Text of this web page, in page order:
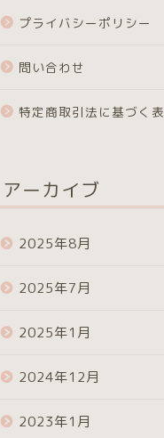
プライバシーポリシー
問い合わせ
特定商取引法に基づく
アーカイブ
2025年8月
2025年7月
2025年1月
2024年12月
2023年1月